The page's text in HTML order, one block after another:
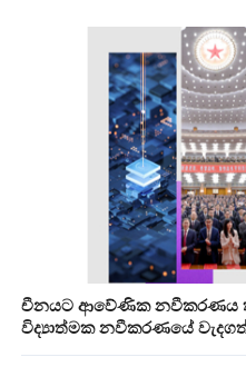
චීනයට ආවේණික නවීකරණය තුළින් අත්පත්
විද්‍යාත්මක නවීකරණයේ